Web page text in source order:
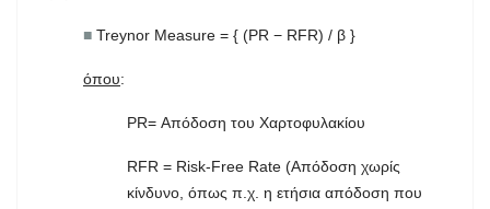
■ Treynor Measure = { (PR − RFR) / β }
όπου:
PR= Απόδοση του Χαρτοφυλακίου
RFR = Risk-Free Rate (Απόδοση χωρίς
κίνδυνο, όπως π.χ. η ετήσια απόδοση που